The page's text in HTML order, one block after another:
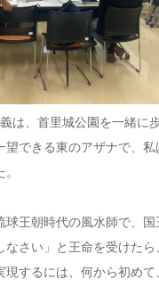
は、首里城公園を一緒に
望できる東のアザナで、私
球王朝時代の風水師で、
なさい」と王命を受けたら
現するには、何から初め